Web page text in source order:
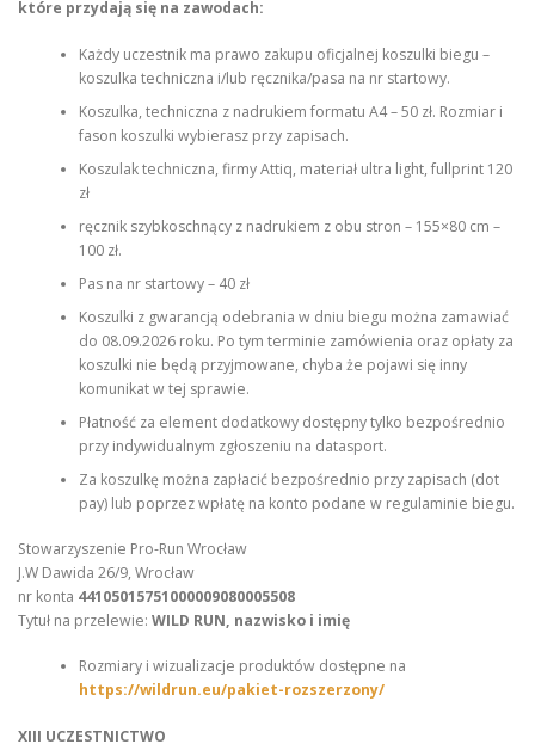
które przydają się na zawodach:
Każdy uczestnik ma prawo zakupu oficjalnej koszulki biegu –
koszulka techniczna i/lub ręcznika/pasa na nr startowy.
Koszulka, techniczna z nadrukiem formatu A4 – 50 zł. Rozmiar i
fason koszulki wybierasz przy zapisach.
Koszulak techniczna, firmy Attiq, materiał ultra light, fullprint 120
zł
ręcznik szybkoschnący z nadrukiem z obu stron – 155×80 cm –
100 zł.
Pas na nr startowy – 40 zł
Koszulki z gwarancją odebrania w dniu biegu można zamawiać
do 08.09.2026 roku. Po tym terminie zamówienia oraz opłaty za
koszulki nie będą przyjmowane, chyba że pojawi się inny
komunikat w tej sprawie.
Płatność za element dodatkowy dostępny tylko bezpośrednio
przy indywidualnym zgłoszeniu na datasport.
Za koszulkę można zapłacić bezpośrednio przy zapisach (dot
pay) lub poprzez wpłatę na konto podane w regulaminie biegu.
Stowarzyszenie Pro-Run Wrocław
J.W Dawida 26/9, Wrocław
nr konta 44105015751000009080005508
Tytuł na przelewie: WILD RUN, nazwisko i imię
Rozmiary i wizualizacje produktów dostępne na
https://wildrun.eu/pakiet-rozszerzony/
XIII UCZESTNICTWO